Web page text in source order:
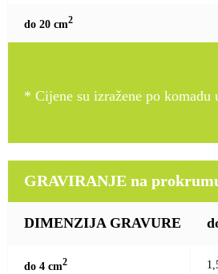
do 20 cm2
* Cijene su izražene po komadu
GRAVIRANJE na
DIMENZIJA GRAVURE
do 4 cm2